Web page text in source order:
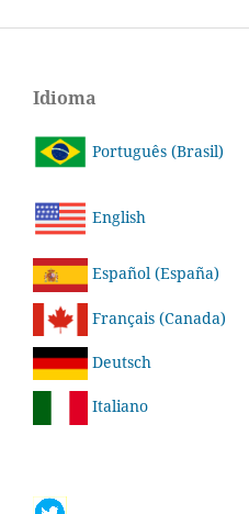
Idioma
Português (Brasil)
English
Español (España)
Français (Canada)
Deutsch
Italiano